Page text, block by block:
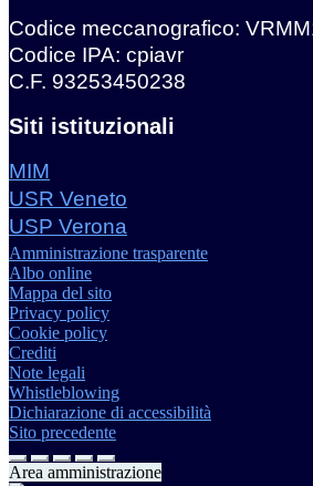
Codice meccanografico:
Codice IPA: cpiavr
C.F. 93253450238
Siti istituzionali
MIM
USR Veneto
USP Verona
Amministrazione trasparente
Albo online
Mappa del sito
Privacy policy
Cookie policy
Crediti
Note legali
Whistleblowing
Dichiarazione di accessibilità
Sito precedente
Area amministrazione